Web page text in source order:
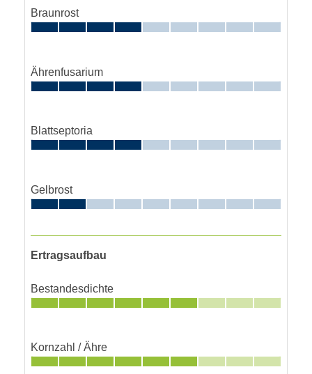
Braunrost
Ährenfusarium
Blattseptoria
Gelbrost
Ertragsaufbau
Bestandesdichte
Kornzahl / Ähre